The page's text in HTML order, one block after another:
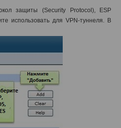
защиты (Security Protocol), ESP
использовать для VPN-туннеля. В